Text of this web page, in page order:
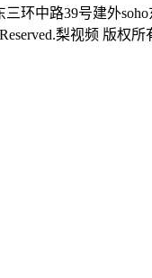
环中路39号建外soho
梨视频 版权所